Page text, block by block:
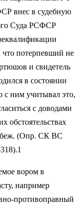
внес в судебную
Суда РСФСР
потерпевший не
и свидетель
в состоянии
с ним учитывал это,
с доводами
обстоятельствах
(Опр. СК ВС
вором в
например
противоправный